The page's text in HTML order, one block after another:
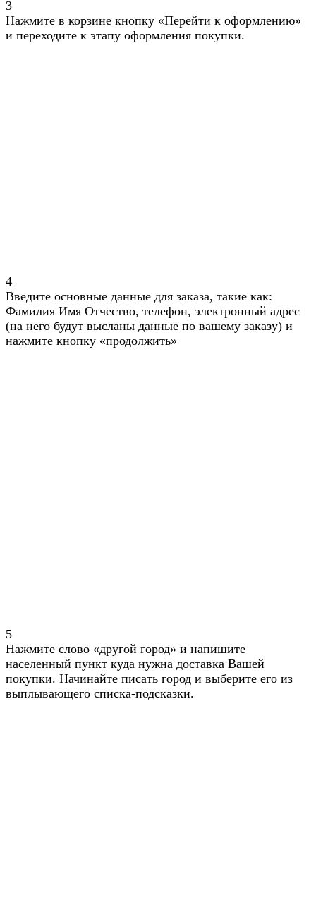
3
Нажмите в корзине кнопку «Перейти к оформлению»
и переходите к этапу оформления покупки.
4
Введите основные данные для заказа, такие как:
Фамилия Имя Отчество, телефон, электронный адрес
(на него будут высланы данные по вашему заказу) и
нажмите кнопку «продолжить»
5
Нажмите слово «другой город» и напишите
населенный пункт куда нужна доставка Вашей
покупки. Начинайте писать город и выберите его из
выплывающего списка-подсказки.